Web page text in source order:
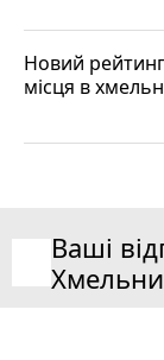
Новий рейтинг
місця в
Ваші